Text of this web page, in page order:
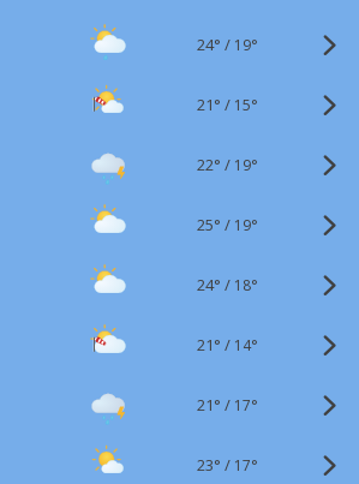
24° / 19°
21° / 15°
22° / 19°
25° / 19°
24° / 18°
21° / 14°
21° / 17°
23° / 17°